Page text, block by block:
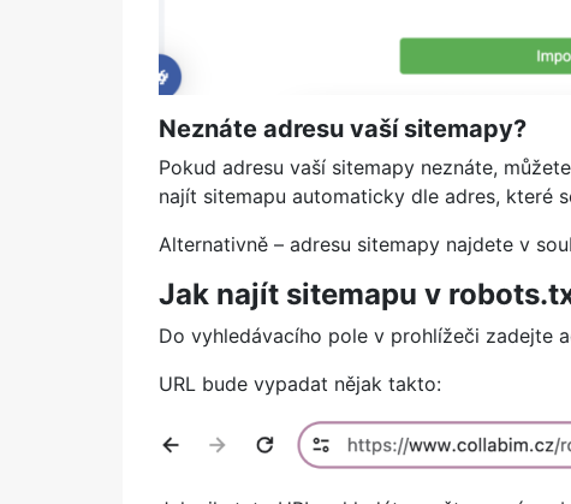
Neznáte adresu vaší sitemapy?
Pokud adresu vaší sitemapy neznáte,
najít sitemapu automaticky dle adres, které
Alternativně – adresu sitemapy najdete v
Jak najít sitemapu v
Do vyhledávacího pole v prohlížeči zadejte
URL bude vypadat nějak takto: